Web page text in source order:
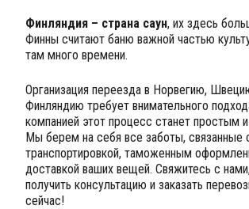
Финляндия – страна саун, их здесь
Финны считают баню важной частью
там много времени.
Организация переезда в Норвегию,
Финляндию требует внимательного
компанией этот процесс станет простым
Мы берем на себя все заботы, связанные
транспортировкой, таможенным
доставкой ваших вещей. Свяжитесь с
получить консультацию и заказать
сейчас!